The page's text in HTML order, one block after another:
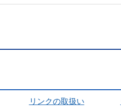
リンクの取扱い